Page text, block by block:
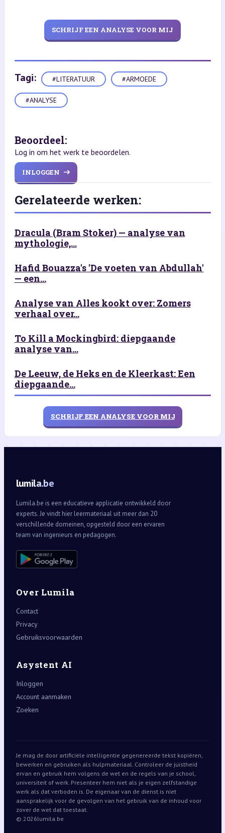
SCHRIJF EEN ANALYSE VOOR MIJ
Tagi: #LITERATUUR #ARMOEDE
#ANALYSE
Beoordeel:
Log in om het werk te beoordelen.
INLOGGEN
Gerelateerde werken:
Dracula (Bram Stoker) — analyse van
mythologie,...
Hafid Bouazza's 'De voeten van Abdullah'
— een...
Analyse van Alles kookt over: Zomers
verhaal over...
To Kill a Mockingbird: diepgaande
analyse van...
De Leeuw, de Heks en de Kleerkast: Een
diepgaande...
SCHRIJF EEN ANALYSE VOOR MIJ
lumila.be
Lumila.be is een educatieve applicatie ontwikkeld door
experts. Je vindt hier leermateriaal uit meer dan 20
verschillende domeinen, opgesteld door een ervaren
team van ingenieurs en pedagogen.
Over Lumila
Contact
Privacy
Gebruiksvoorwaarden
Asystent AI
Inloggen
Account aanmaken
Zoeken
Je mag de door artificiële intelligentie gegenereerde tekst kopiëren,
bewerken en gebruiken als hulpmateriaal. Controleer de juistheid
ervan en gebruik hem volgens de wet en de regels van je school,
universiteit of werk. Presenteer hem niet als je eigen zelfstandige
werk als dat verboden is. De eigenaar van de dienst is niet
aansprakelijk voor de gevolgen van het gebruik van de inhoud voor
zover de wet dat toestaat.
© 2026lumila.be